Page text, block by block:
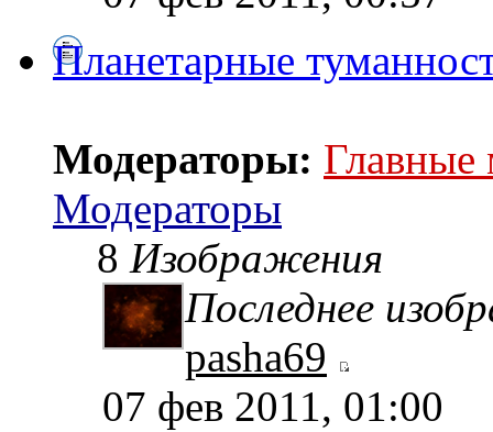
Планетарные
Модераторы: Главные
Модераторы
8 Изображения
Последнее
pasha69
07 фев 2011, 01:00